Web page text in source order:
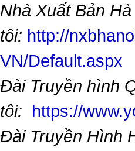
Nhà Xuất Bản
tôi: http://
VN/Default.aspx
Đài Truyền hình
tôi: https://
Đài Truyền Hình